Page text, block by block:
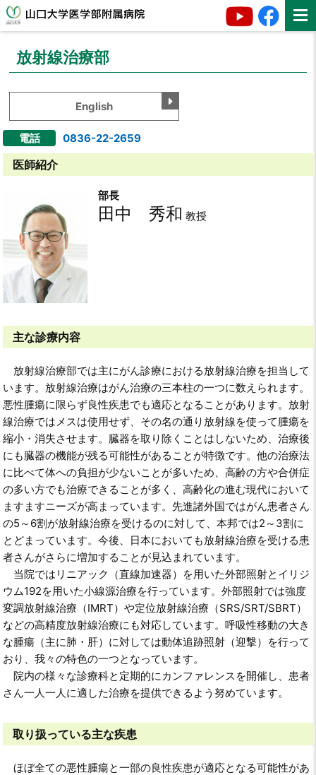
放射線治療部
English
電話 0836-22-2659
医師紹介
部長
田中 秀和 教授
主な診療内容
放射線治療部では主にがん診療における放射線治療を担当して
います。放射線治療はがん治療の三本柱の一つに数えられます。
悪性腫瘍に限らず良性疾患でも適応となることがあります。放射
線治療ではメスは使用せず、その名の通り放射線を使って腫瘍を
縮小・消失させます。臓器を取り除くことはしないため、治療後
にも臓器の機能が残る可能性があることが特徴です。他の治療法
に比べて体への負担が少ないことが多いため、高齢の方や合併症
の多い方でも治療できることが多く、高齢化の進む現代において
ますますニーズが高まっています。先進諸外国ではがん患者さん
の5～6割が放射線治療を受けるのに対して、本邦では2～3割に
とどまっています。今後、日本においても放射線治療を受ける患
者さんがさらに増加することが見込まれています。
当院ではリニアック（直線加速器）を用いた外部照射とイリジ
ウム192を用いた小線源治療を行っています。外部照射では強度
変調放射線治療（IMRT）や定位放射線治療（SRS/SRT/SBRT）
などの高精度放射線治療にも対応しています。呼吸性移動の大き
な腫瘍（主に肺・肝）に対しては動体追跡照射（迎撃）を行って
おり、我々の特色の一つとなっています。
院内の様々な診療科と定期的にカンファレンスを開催し、患者
さん一人一人に適した治療を提供できるよう努めています。
取り扱っている主な疾患
ほぼ全ての悪性腫瘍と一部の良性疾患が適応となる可能性があ